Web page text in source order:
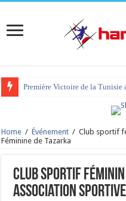
Première Victoire de la
Home / Événement / Club sportif
Féminine de Tazarka
Club sportif féminin
Association